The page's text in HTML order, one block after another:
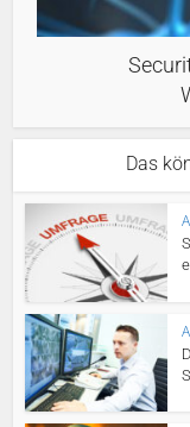
Das